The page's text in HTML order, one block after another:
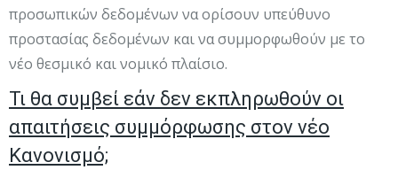
προσωπικών δεδομένων να ορίσουν υπεύθυνο
προστασίας δεδομένων και να συμμορφωθούν με το
νέο θεσμικό και νομικό πλαίσιο.
Τι θα συμβεί εάν δεν εκπληρωθούν οι
απαιτήσεις συμμόρφωσης στον νέο
Κανονισμό;